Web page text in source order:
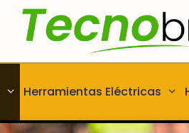
Herramientas Eléctricas